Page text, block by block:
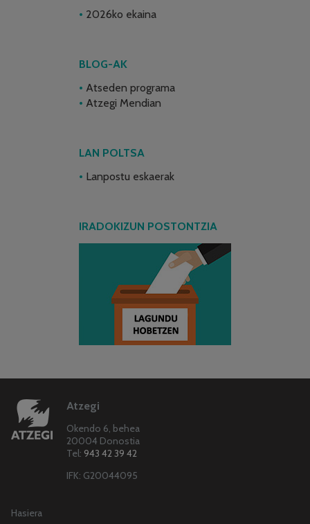
2026ko ekaina
BLOG-AK
Atseden programa
Atzegi Mendian
LAN POLTSA
Lanpostu eskaerak
IRADOKIZUN POSTONTZIA
Atzegi
Okendo 6, behea
20004 Donostia
Tel: 943 42 39 42
IFK: G20044095
Hasiera